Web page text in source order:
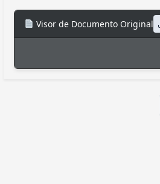
Visor de Documento Original